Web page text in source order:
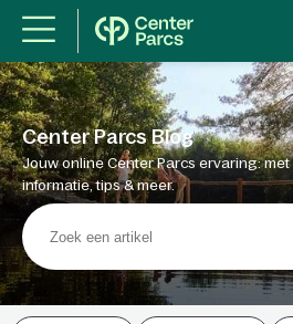
Center Parcs Blog
Jouw online Center Parcs ervaring:
informatie, tips & meer.